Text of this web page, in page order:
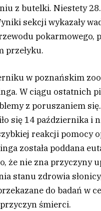
z butelki. Niestety
sekcji wykazały
pokarmowego,
przełyku.
w poznańskim
W ciągu ostatnich
z poruszaniem
się 14 października i
reakcji pomocy
została poddana
że nie zna przyczyny
stanu zdrowia
do badań w
śmierci.